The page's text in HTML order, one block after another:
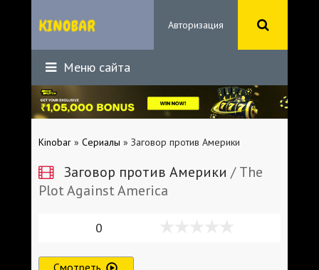
Авторизация
Меню сайта
Kinobar » Сериалы » Заговор против Америки
Заговор против Америки / The
Plot Against America
0
Смотреть